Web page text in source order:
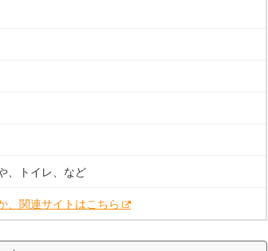
、トイレ、など
、関連サイトはこちら